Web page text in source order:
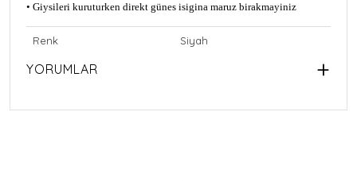
• Giysileri kuruturken direkt günes isigina maruz birakmayiniz
Renk Siyah
YORUMLAR